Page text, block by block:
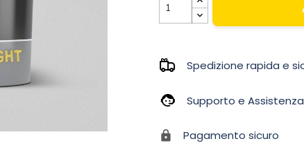
Spedizione rapida e
Supporto e
Pagamento sicuro